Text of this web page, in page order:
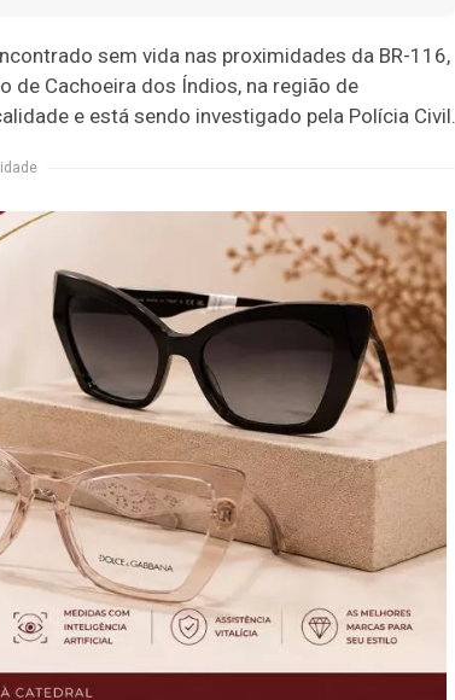
sem vida nas proximidades da BR-116,
de Cachoeira dos Índios, na região de
e está sendo investigado pela Polícia Civil.